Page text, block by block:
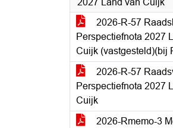
2027 Land van Cuijk
2026-R-57
Perspectiefnota 2027
Cuijk (vastgesteld)(bij
2026-R-57
Perspectiefnota 2027
Cuijk
2026-Rmemo-3